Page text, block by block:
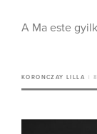
A Ma este
KORONCZAY LILLA